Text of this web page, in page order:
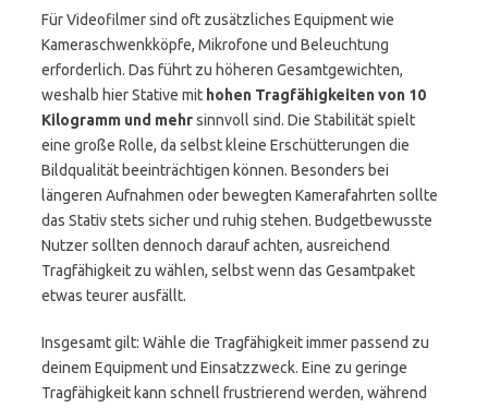
Für Videofilmer sind oft zusätzliches Equipment wie
Kameraschwenkköpfe, Mikrofone und Beleuchtung
erforderlich. Das führt zu höheren Gesamtgewichten,
weshalb hier Stative mit hohen Tragfähigkeiten von 10
Kilogramm und mehrsinnvoll sind. Die Stabilität spielt
eine große Rolle, da selbst kleine Erschütterungen die
Bildqualität beeinträchtigen können. Besonders bei
längeren Aufnahmen oder bewegten Kamerafahrten sollte
das Stativ stets sicher und ruhig stehen. Budgetbewusste
Nutzer sollten dennoch darauf achten, ausreichend
Tragfähigkeit zu wählen, selbst wenn das Gesamtpaket
etwas teurer ausfällt.
Insgesamt gilt: Wähle die Tragfähigkeit immer passend zu
deinem Equipment und Einsatzzweck. Eine zu geringe
Tragfähigkeit kann schnell frustrierend werden, während